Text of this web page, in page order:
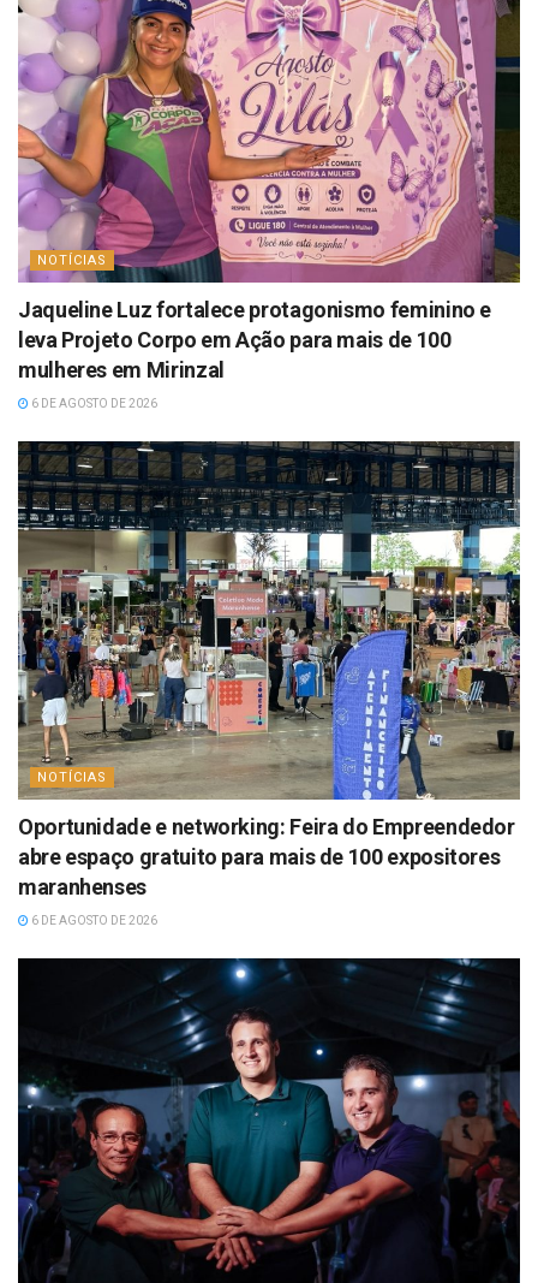
NOTÍCIAS
Jaqueline Luz fortalece protagonismo feminino e
leva Projeto Corpo em Ação para mais de 100
mulheres em Mirinzal
6 DE AGOSTO DE 2026
NOTÍCIAS
Oportunidade e networking: Feira do Empreendedor
abre espaço gratuito para mais de 100 expositores
maranhenses
6 DE AGOSTO DE 2026